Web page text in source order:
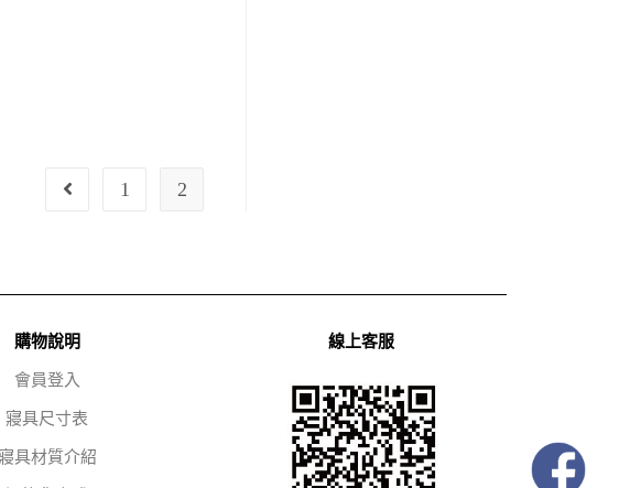
1 2
購物說明
會員登入
寢具尺寸表
具材質介紹
線上客服